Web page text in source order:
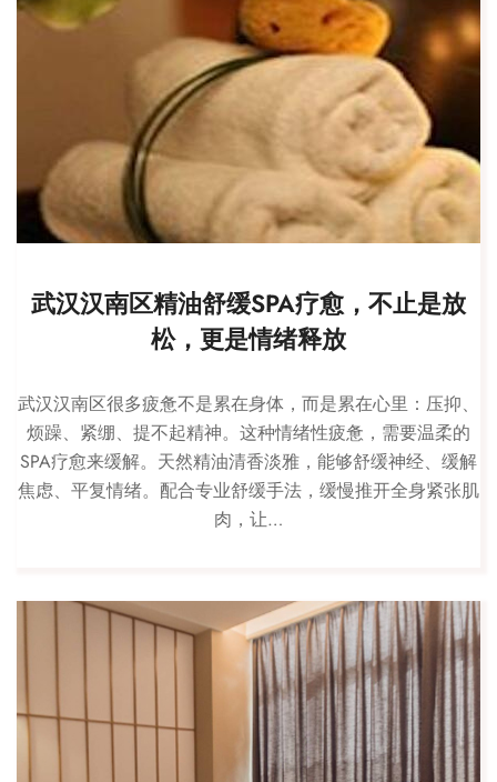
武汉汉南区精油舒缓SPA疗愈，不止是放
松，更是情绪释放
武汉汉南区很多疲惫不是累在身体，而是累在心里：压抑、
烦躁、紧绷、提不起精神。这种情绪性疲惫，需要温柔的
SPA疗愈来缓解。天然精油清香淡雅，能够舒缓神经、缓解
焦虑、平复情绪。配合专业舒缓手法，缓慢推开全身紧张肌
肉，让…